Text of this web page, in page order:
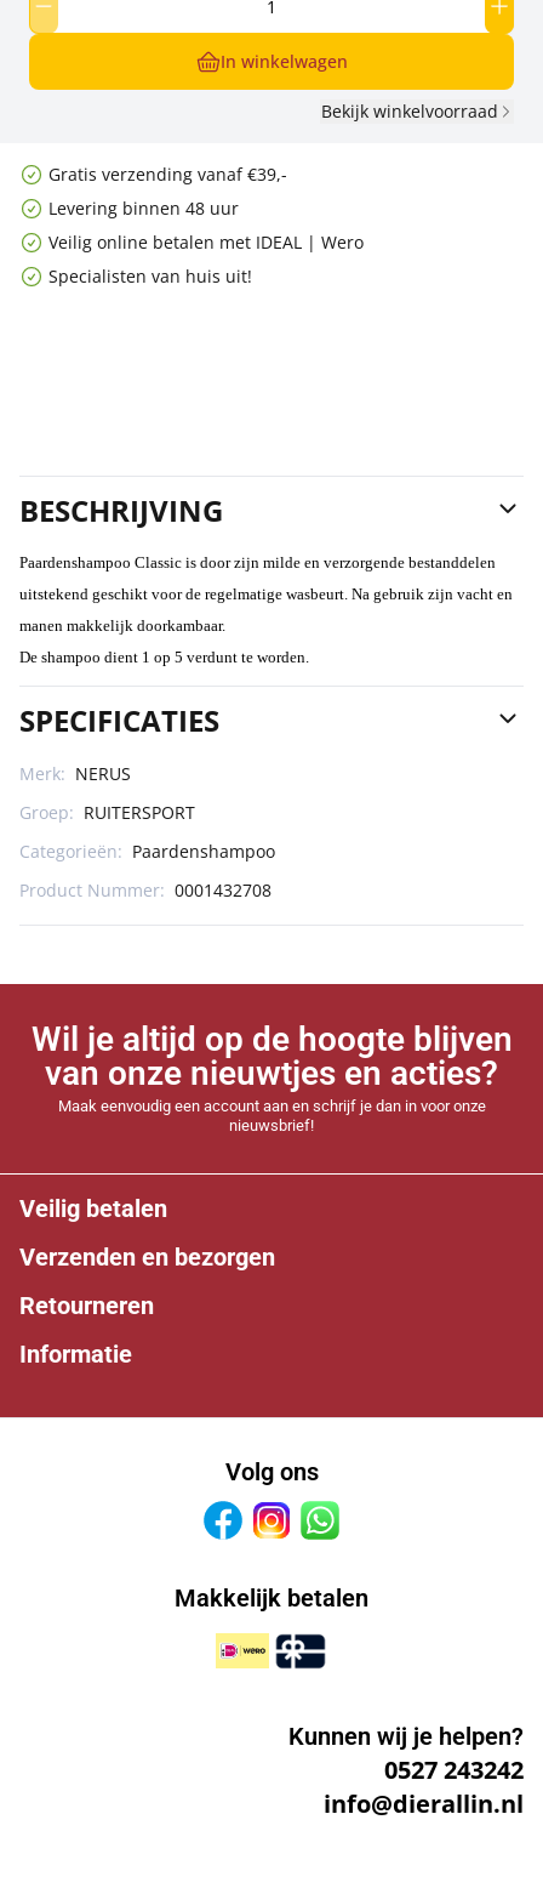
In winkelwagen
Bekijk winkelvoorraad
Gratis verzending vanaf €39,-
Levering binnen 48 uur
Veilig online betalen met IDEAL | Wero
Specialisten van huis uit!
BESCHRIJVING
Paardenshampoo Classic is door zijn milde en verzorgende bestanddelen
uitstekend geschikt voor de regelmatige wasbeurt. Na gebruik zijn vacht en
manen makkelijk doorkambaar.
De shampoo dient 1 op 5 verdunt te worden.
SPECIFICATIES
Merk: NERUS
Groep: RUITERSPORT
Categorieën: Paardenshampoo
Product Nummer: 0001432708
Wil je altijd op de hoogte blijven
van onze nieuwtjes en acties?
Maak eenvoudig een account aan en schrijf je dan in voor onze
nieuwsbrief!
Veilig betalen
Verzenden en bezorgen
Retourneren
Informatie
Volg ons
FacebookInstagram
Makkelijk betalen
Kunnen wij je helpen?
0527 243242
info@dierallin.nl